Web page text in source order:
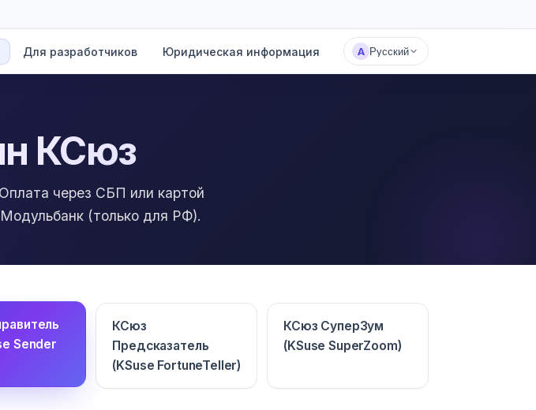
Для разработчиков Юридическая информация А Русский
КСюз
через СБП или картой
(только для РФ).
Sender
КСюз
Предсказатель
(KSuse FortuneTeller)
КСюз СуперЗум
(KSuse SuperZoom)